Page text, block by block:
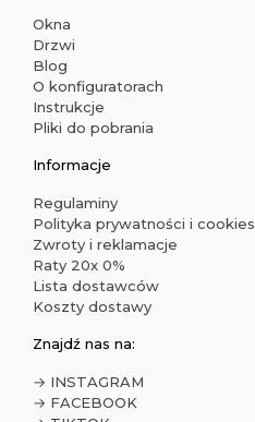
Okna
Drzwi
Blog
O konfiguratorach
Instrukcje
Pliki do pobrania
Informacje
Regulaminy
Polityka prywatności i cookies
Zwroty i reklamacje
Raty 20x 0%
Lista dostawców
Koszty dostawy
Znajdź nas na:
→ INSTAGRAM
→ FACEBOOK